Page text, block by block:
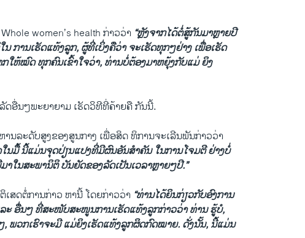
women’s health ກ່າວວ່າ “ຫຼັງຈາກໄດ້ຕໍ່ສູ້ກັນມາຫຼາຍປີ
ການເຮັດແທ້ງລູກ, ຜູ້ທີ່ເບິ່ງຄືວ່າ ຈະເຮັດທຸກໆຢ່າງ ເພື່ອເຮັດ
ກໃຫ້ໝົດ ທຸກຄົນເຂົ້າໃຈວ່າ, ທ່ານບໍ່ຕ້ອງມາຫຍຸ້ງກັບແມ່ ຍິງ
ອື່ນໆພະຍາຍາມ ເຮັດວິທີທີ່ຄ້າຍຄື ກັນນີ້.
ນລະດັບສູງຂອງສູນກາງ ເພື່ອສິດ ທິການຈະເລີນພັນກ່າວວ່າ
ນມື້ ນີ້ແມ່ນຈຸດປ່ຽນແປງທີ່ມີຜົນອັນສຳຄັນ ໃນການໂຈມຕີ ຢ່າງບໍ່
ໃນສະພານິຕິ ບັນຍັດຂອງລັດເປັນເວລາຫຼາຍໆປີ.”
ເສດຕໍ່ການກ່າວ ຫານີ້ ໂດຍກ່າວວ່າ “ທ່ານໄດ້ຍິນກ່ຽວກັບອົງການ
ະ ອື່ນໆ ທີ່ສະໜັບສະໜູນການເຮັດແທ້ງລູກກ່າວວ່າ ທ່ານ ຮູ້ບໍ,
ພວກເຮົາຈະມີ ແມ່ຍິງເຮັດແທ້ງລູກຜິດກົດໝາຍ. ດັ່ງນັ້ນ, ນີ້ແມ່ນ